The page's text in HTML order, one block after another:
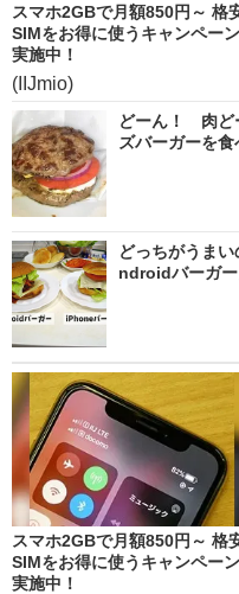
スマホ2GBで月額850円～ 格
SIMをお得に使うキャンペーン
実施中！
(IIJmio)
どーん！ 肉ど
ズバーガーを
どっちがうま
ndroidバーガ
スマホ2GBで月額850円～ 格
SIMをお得に使うキャンペーン
実施中！